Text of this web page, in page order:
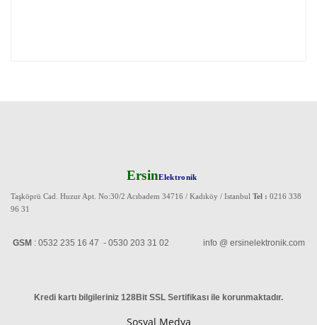
ErsinElektronik
Taşköprü Cad. Huzur Apt. No:30/2 Acıbadem 34716 / Kadıköy / Istanbul Tel : 0216 338
96 31
GSM : 0532 235 16 47 - 0530 203 31 02 info @ ersinelektronik.com
Kredi kartı bilgileriniz 128Bit SSL Sertifikası ile korunmaktadır.
Sosyal Medya